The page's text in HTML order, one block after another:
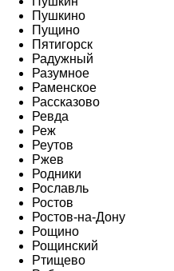
Пушкино
Пущино
Пятигорск
Радужный
Разумное
Раменское
Рассказово
Ревда
Реж
Реутов
Ржев
Родники
Рославль
Ростов
Ростов-на-Дону
Рощино
Рощинский
Ртищево